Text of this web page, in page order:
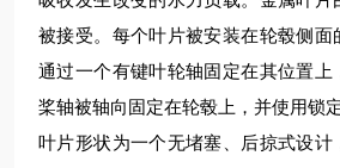
被接受。每个叶片被安装在轮毂侧面
通过一个有键叶轮轴固定在其位置上
桨轴被轴向固定在轮毂上，并使用锁
叶片形状为一个无堵塞、后掠式设计